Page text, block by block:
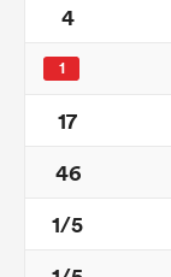
4
1
17
46
1/5